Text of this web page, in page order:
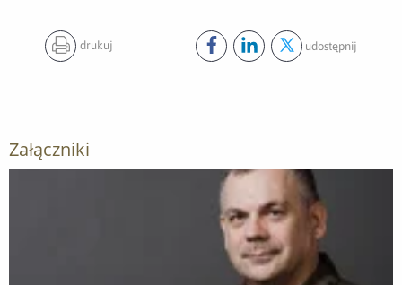
drukuj udostępnij
Załączniki